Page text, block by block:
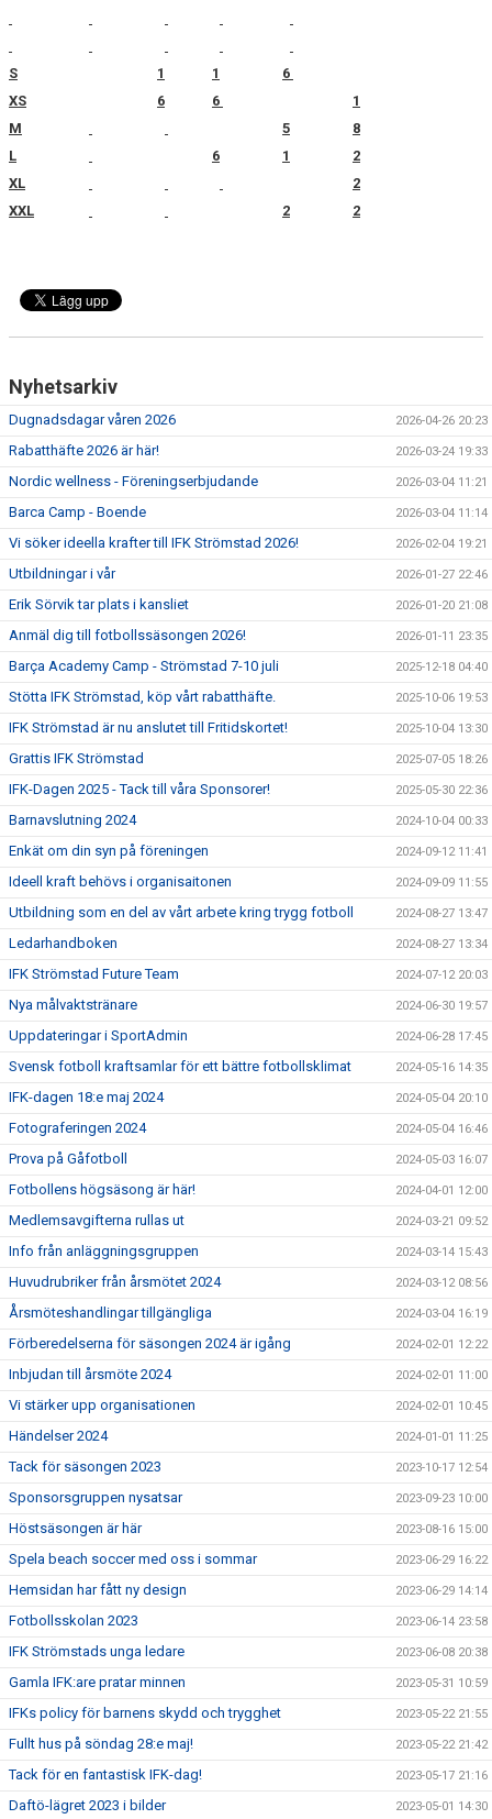
S 1 1
6
XS
6 6
1
M
5
8
L
6 1
2
XL
2
XXL
2 2
Nyhetsarkiv
Dugnadsdagar våren 2026 2026-04-26 20:23
Rabatthäfte 2026 är här! 2026-03-24 19:33
Nordic wellness - Föreningserbjudande 2026-03-04 11:21
Barca Camp - Boende 2026-03-04 11:14
Vi söker ideella krafter till IFK Strömstad 2026! 2026-02-04 19:21
Utbildningar i vår 2026-01-27 22:46
Erik Sörvik tar plats i kansliet 2026-01-20 21:08
Anmäl dig till fotbollssäsongen 2026! 2026-01-11 23:35
Barça Academy Camp - Strömstad 7-10 juli 2025-12-18 04:40
Stötta IFK Strömstad, köp vårt rabatthäfte. 2025-10-06 19:53
IFK Strömstad är nu anslutet till Fritidskortet! 2025-10-04 13:30
Grattis IFK Strömstad 2025-07-05 18:26
IFK-Dagen 2025 - Tack till våra Sponsorer! 2025-05-30 22:36
Barnavslutning 2024 2024-10-04 00:33
Enkät om din syn på föreningen 2024-09-12 11:41
Ideell kraft behövs i organisaitonen 2024-09-09 11:55
Utbildning som en del av vårt arbete kring trygg fotboll 2024-08-27 13:47
Ledarhandboken 2024-08-27 13:34
IFK Strömstad Future Team 2024-07-12 20:03
Nya målvaktstränare 2024-06-30 19:57
Uppdateringar i SportAdmin 2024-06-28 17:45
Svensk fotboll kraftsamlar för ett bättre fotbollsklimat 2024-05-16 14:35
IFK-dagen 18:e maj 2024 2024-05-04 20:10
Fotograferingen 2024 2024-05-04 16:46
Prova på Gåfotboll 2024-05-03 16:07
Fotbollens högsäsong är här! 2024-04-01 12:00
Medlemsavgifterna rullas ut 2024-03-21 09:52
Info från anläggningsgruppen 2024-03-14 15:43
Huvudrubriker från årsmötet 2024 2024-03-12 08:56
Årsmöteshandlingar tillgängliga 2024-03-04 16:19
Förberedelserna för säsongen 2024 är igång 2024-02-01 12:22
Inbjudan till årsmöte 2024 2024-02-01 11:00
Vi stärker upp organisationen 2024-02-01 10:45
Händelser 2024 2024-01-01 11:25
Tack för säsongen 2023 2023-10-17 12:54
Sponsorsgruppen nysatsar 2023-09-23 10:00
Höstsäsongen är här 2023-08-16 15:00
Spela beach soccer med oss i sommar 2023-06-29 16:22
Hemsidan har fått ny design 2023-06-29 14:14
Fotbollsskolan 2023 2023-06-14 23:58
IFK Strömstads unga ledare 2023-06-08 20:38
Gamla IFK:are pratar minnen 2023-05-31 10:59
IFKs policy för barnens skydd och trygghet 2023-05-22 21:55
Fullt hus på söndag 28:e maj! 2023-05-22 21:42
Tack för en fantastisk IFK-dag! 2023-05-17 21:16
Daftö-lägret 2023 i bilder 2023-05-01 14:30